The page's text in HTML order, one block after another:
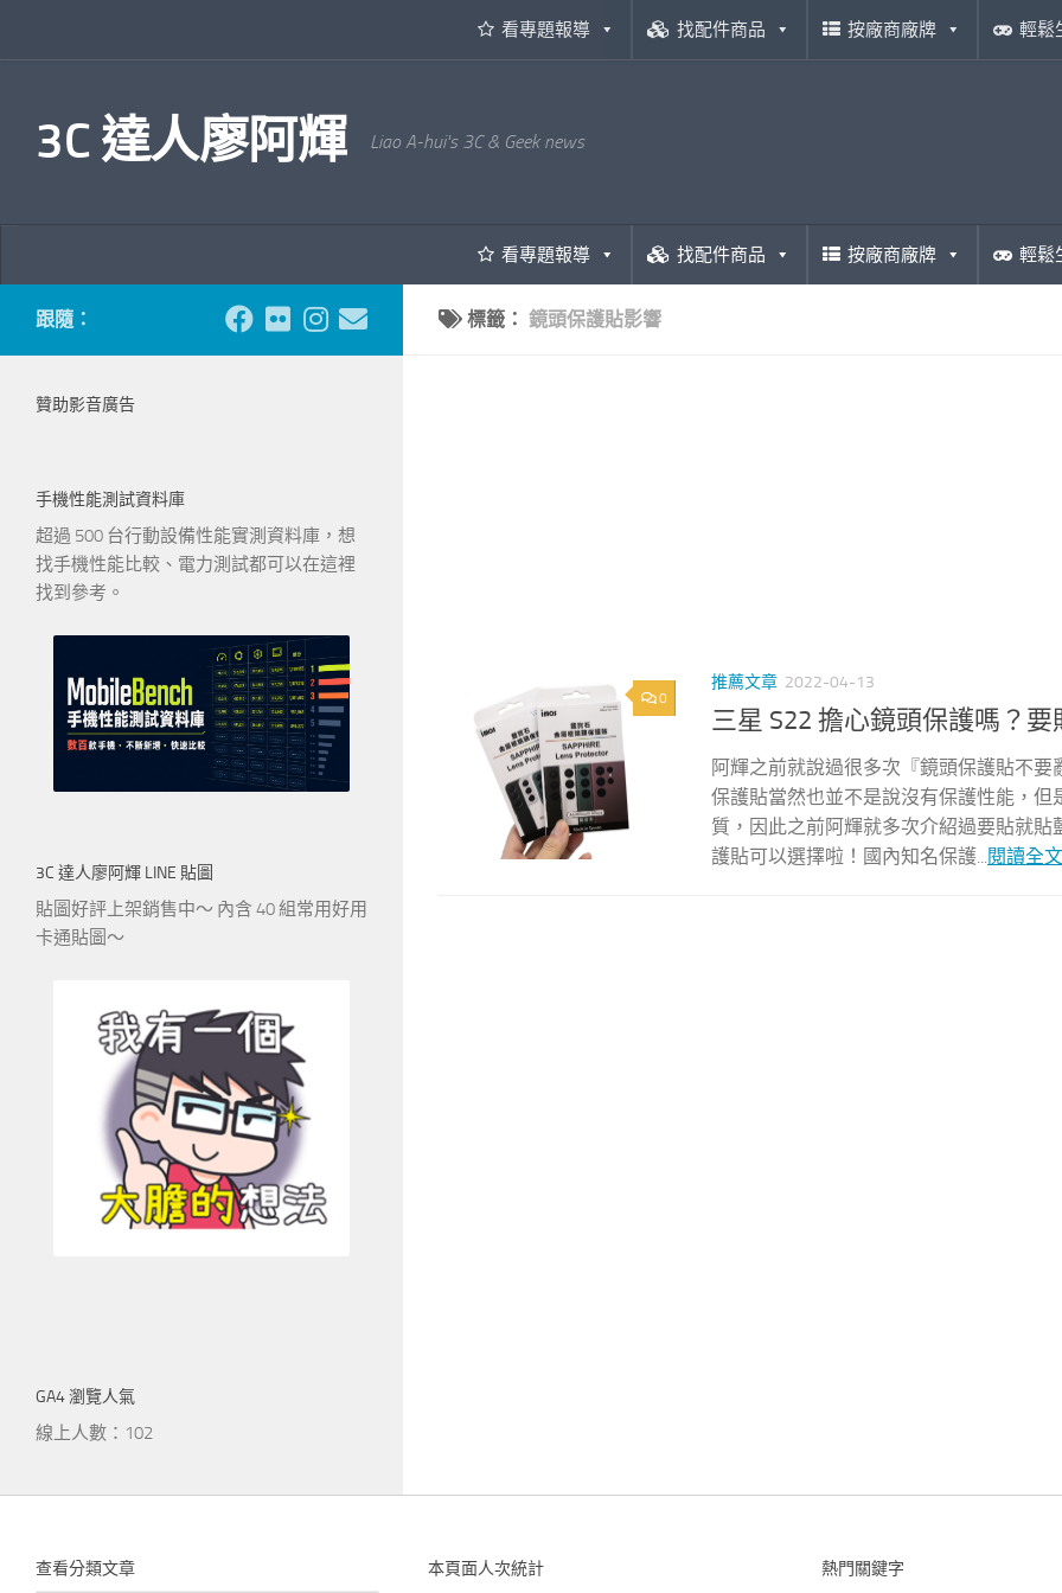
看專題報導 找配件商品 按廠商廠牌 輕鬆
3C 達人廖阿輝 Liao A-hui's 3C & Geek news
看專題報導 找配件商品 按廠商廠牌 輕鬆
標籤： 鏡頭保護貼影響
0
推薦文章 2022-04-13
三星 S22 擔心鏡頭保護嗎？
阿輝之前就說過很多次『鏡頭保護貼不
保護貼當然也並不是說沒有保護性能，
質，因此之前阿輝就多次介紹過要貼就
護貼可以選擇啦！國內知名保護...閱讀全文
跟隨：
贊助影音廣告
手機性能測試資料庫
超過 500 台行動設備性能實測資料庫，想
找手機性能比較、電力測試都可以在這裡
找到參考。
3C 達人廖阿輝 LINE 貼圖
貼圖好評上架銷售中～ 內含 40 組常用好用
卡通貼圖～
GA4 瀏覽人氣
線上人數：102
查看分類文章 本頁面人次統計 熱門關鍵字